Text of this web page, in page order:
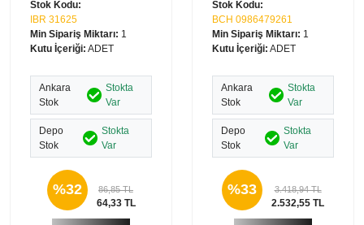
Stok Kodu:
IBR 31625
Min Sipariş Miktarı: 1
Kutu İçeriği: ADET
Ankara
Stok
Stokta
Var
Depo
Stok
Stokta
Var
%32 86,85 TL
64,33 TL
Stok Kodu:
BCH 0986479261
Min Sipariş Miktarı: 1
Kutu İçeriği: ADET
Ankara
Stok
Stokta
Var
Depo
Stok
Stokta
Var
%33 3.418,94 TL
2.532,55 TL